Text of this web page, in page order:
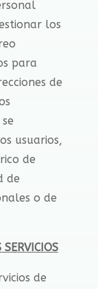
los
para
de
usuarios,
de
de
o de
de